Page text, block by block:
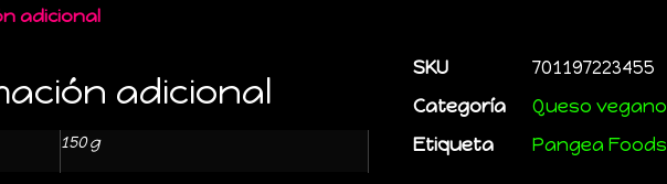
adicional
adicional
150 g
SKU
701197223455
Categoría
Queso vegano
Etiqueta
Pangea Foods